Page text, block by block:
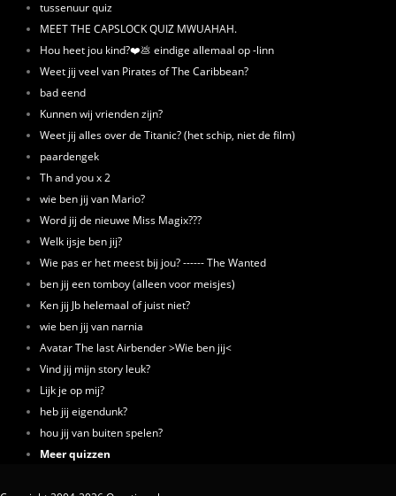
tussenuur quiz
MEET THE CAPSLOCK QUIZ MWUAHAH.
Hou heet jou kind?❤️💩 eindige allemaal op -linn
Weet jij veel van Pirates of The Caribbean?
bad eend
Kunnen wij vrienden zijn?
Weet jij alles over de Titanic? (het schip, niet de film)
paardengek
Th and you x 2
wie ben jij van Mario?
Word jij de nieuwe Miss Magix???
Welk ijsje ben jij?
Wie pas er het meest bij jou? ------ The Wanted
ben jij een tomboy (alleen voor meisjes)
Ken jij Jb helemaal of juist niet?
wie ben jij van narnia
Avatar The last Airbender >Wie ben jij<
Vind jij mijn story leuk?
Lijk je op mij?
heb jij eigendunk?
hou jij van buiten spelen?
Meer quizzen